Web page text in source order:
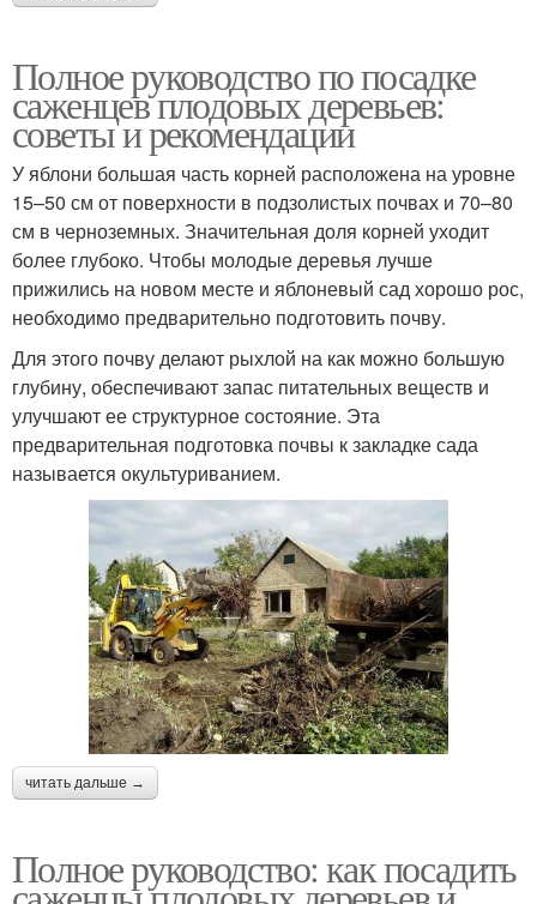
Полное руководство по посадке
саженцев плодовых деревьев:
советы и рекомендации
У яблони большая часть корней расположена на уровне
15–50 см от поверхности в подзолистых почвах и 70–80
см в черноземных. Значительная доля корней уходит
более глубоко. Чтобы молодые деревья лучше
прижились на новом месте и яблоневый сад хорошо рос,
необходимо предварительно подготовить почву.
Для этого почву делают рыхлой на как можно большую
глубину, обеспечивают запас питательных веществ и
улучшают ее структурное состояние. Эта
предварительная подготовка почвы к закладке сада
называется окультуриванием.
читать дальше →
Полное руководство: как посадить